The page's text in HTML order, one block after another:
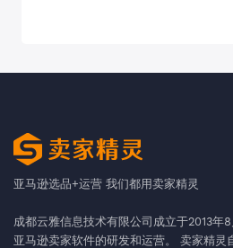
亚马逊选品+运营 我们都用卖家精灵
成都云雅信息技术有限公司成立于2013年
亚马逊卖家软件的研发和运营。 卖家精灵